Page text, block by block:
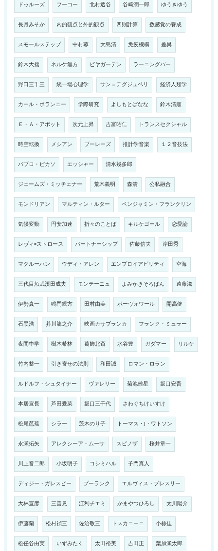
ドゥルーズ フーコー 北村透谷 谷崎潤一郎 ゆうきゆう
長月みそか 内的観点と外的観点 四則計算 数感覚の養成
スモールステップ 中村蓉 大島清 免疫機構 差異
鈴木大拙 ネルケ無方 ビヤガーデン ラーニングバー
野口三千三 統一場心理学 サン＝テグジュペリ 経済人類学
カール・ポランニー 学際研究 よしもとばなな 鈴木清順
Ｅ・Ａ・アボット 次元上昇 吉富昭仁 トランスセクシャル
時空転換 メシアン ブーレーズ 推計学音楽 １２音技法
パブロ・ピカソ エッシャー 清水幾多郎
ジェームズ・ミッチェナー 荒木義明 森清 公私融合
モンドリアン マルティン・ルター ベンジャミン・フランクリン
気候変動 円安加速 折々のことば キルケゴール 恋愛論
レヴィ=ストロース パートナーシップ 佐藤信夫 岸田秀
マクルーハン ウディ・アレン エンプロイアビリティ 空海
三代目魚武濱田成夫 モンテーニュ よみかきそろばん 遠藤滋
伊勢真一 鳴門親方 田村由美 ボーヴォワール 開高健
石黒浩 芥川龍之介 映画カサブランカ フランク・ミュラー
夜間中学 樹木希林 葛飾北斎 水谷豊 ガダマー リルケ
竹内整一 引き寄せの法則 和田誠 ロマン・ロラン
ルドルフ・シュタイナー ヴァレリー 菊池雄星 坂口安吾
本居宣長 芦田愛菜 坂口三千代 さわぐちけいすけ
松尾芭蕉 シラー 茨木のり子 トーマス・J・ワトソン
永瀬拓矢 アレクシーア・ムーサ スピノザ 桜井章一
川上音二郎 小坂明子 コシミハル 子門真人
ディジー・ガレスピー プーランク エルヴィス・プレスリー
大林宣彦 三善晃 江利チエミ かまやつひろし 太川陽介
伊藤蘭 松村禎三 佐治敬三 トスカニーニ 小椋佳
松任谷由実 いずみたく 太田裕美 吉田正 葉加瀬太郎